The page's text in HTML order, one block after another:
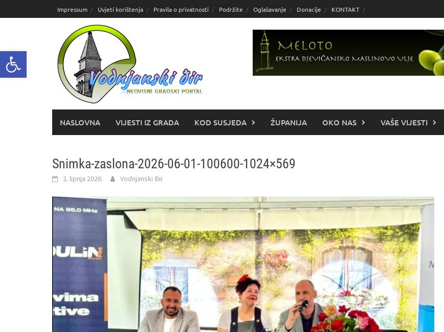
Open toolbar
do
Impressum Uvjeti korištenja Pravila o privatnosti Podržite Oglašavanje Donacije KONTAKT
NASLOVNA VIJESTI IZ GRADA KOD SUSJEDA ŽUPANIJA OKO NAS VAŠE VIJESTI
Snimka-zaslona-2026-06-01-100600-1024×569
2. lipnja 2026. Vodnjanski Đir